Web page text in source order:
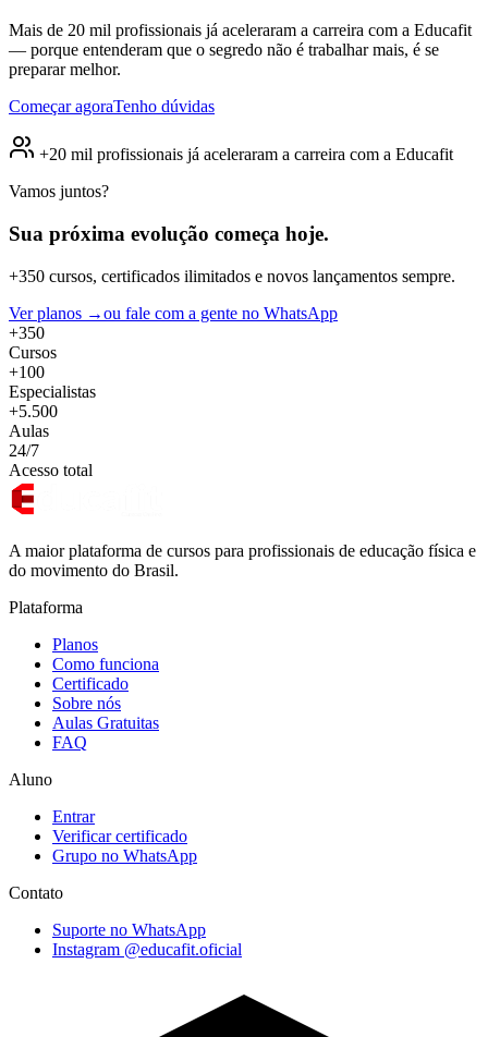
Mais de 20 mil profissionais já aceleraram a carreira com a Educafit
— porque entenderam que o segredo não é trabalhar mais, é se
preparar melhor.
Começar agoraTenho dúvidas
+20 mil profissionais já aceleraram a carreira com a Educafit
Vamos juntos?
Sua próxima evolução começa hoje.
+350 cursos, certificados ilimitados e novos lançamentos sempre.
Ver planos →ou fale com a gente no WhatsApp
+350
Cursos
+100
Especialistas
+5.500
Aulas
24/7
Acesso total
A maior plataforma de cursos para profissionais de educação física e
do movimento do Brasil.
Plataforma
Planos
Como funciona
Certificado
Sobre nós
Aulas Gratuitas
FAQ
Aluno
Entrar
Verificar certificado
Grupo no WhatsApp
Contato
Suporte no WhatsApp
Instagram @educafit.oficial